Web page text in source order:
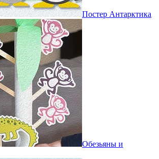
Постер Антарктика
Обезьяны и